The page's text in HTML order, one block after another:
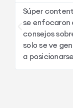
Súper
se enfocaron
consejos
solo se ve
a